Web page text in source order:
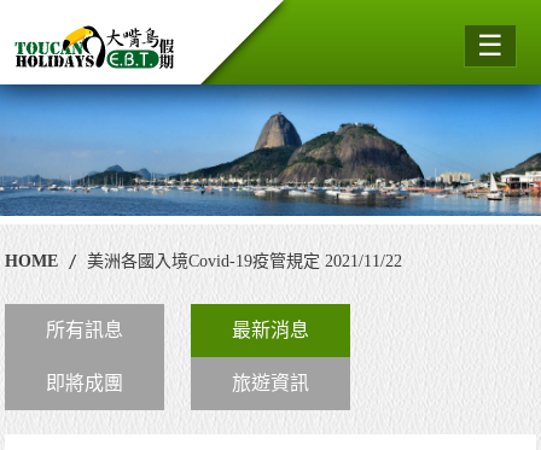
☰
HOME 美洲各國入境Covid-19疫管規定 2021/11/22
所有訊息 最新消息
即將成團 旅遊資訊